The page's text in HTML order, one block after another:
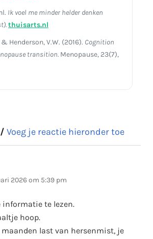
Ik voel me minder helder denken
thuisarts.nl
Henderson, V.W. (2016). Cognition
transition. Menopause, 23(7),
Voeg je reactie hieronder toe
2026 om 5:39 pm
informatie te lezen.
hoop.
last van hersenmist, je